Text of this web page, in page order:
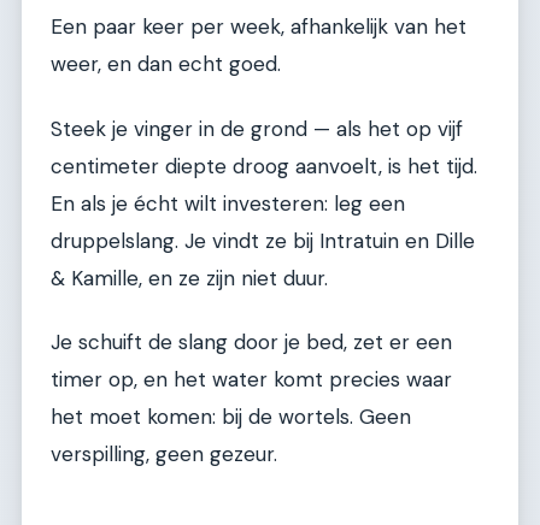
Een paar keer per week, afhankelijk van het
weer, en dan echt goed.
Steek je vinger in de grond — als het op vijf
centimeter diepte droog aanvoelt, is het tijd.
En als je écht wilt investeren: leg een
druppelslang. Je vindt ze bij Intratuin en Dille
& Kamille, en ze zijn niet duur.
Je schuift de slang door je bed, zet er een
timer op, en het water komt precies waar
het moet komen: bij de wortels. Geen
verspilling, geen gezeur.